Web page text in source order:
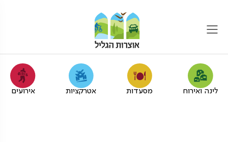
לינה ואירוח מסעדות אטרקציות אירועים